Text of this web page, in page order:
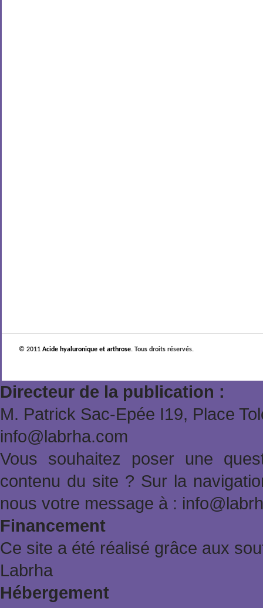
© 2011Acide hyaluronique et arthrose. Tous droits réservés.
Directeur de la publication :
M. Patrick Sac-Epée Ι19, Place
info@labrha.com
Vous souhaitez poser une
contenu du site ? Sur la
nous votre message à :
Financement
Ce site a été réalisé grâce aux
Labrha
Hébergement